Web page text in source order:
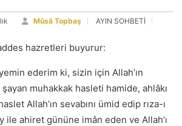
Mûsâ Topbaş AYIN SOHBETİ
hazretleri buyurur:
ederim ki, sizin için Allah’ın
muhakkak hasleti hamide, ahlâkı
Allah’ın sevabını ümid edip rıza-ı
ile ahiret gününe imân eden ve Allah’ı